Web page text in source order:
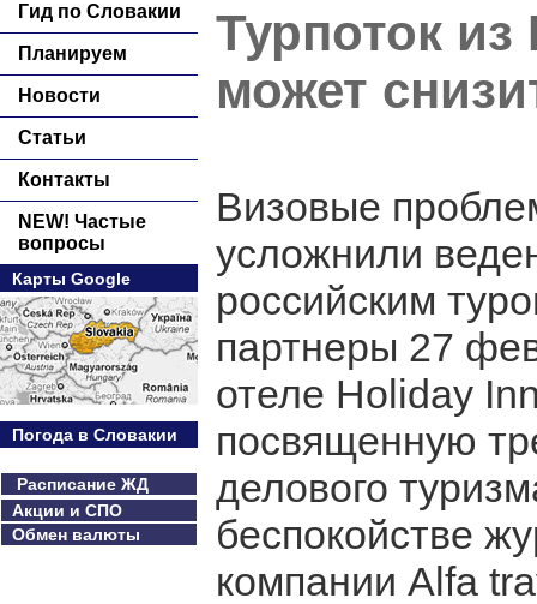
Гид по Словакии
Планируем
Новости
Статьи
Контакты
NEW! Частые
вопросы
Карты Google
Погода в Словакии
Расписание ЖД
Акции и СПО
Обмен валюты
Турпоток
может
Визовые
усложнили
российским
партнеры 27
отеле Holiday
посвященную
делового
беспокойстве
компании Alfa